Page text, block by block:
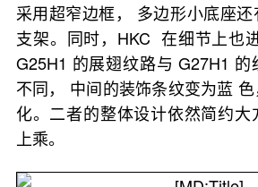
采用超窄边框， 多边形小底座
支架。同时，HKC 在细节上也
G25H1 的展翅纹路与 G27H1
不同， 中间的装饰条纹变为蓝
化。二者的整体设计依然简约大
上乘。